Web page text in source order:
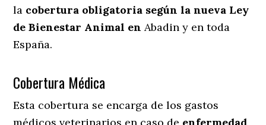
la cobertura obligatoria según la nueva Ley
de Bienestar Animal en Abadin y en toda
España.
Cobertura Médica
Esta cobertura se encarga de los gastos
médicos veterinarios en caso de enfermedad